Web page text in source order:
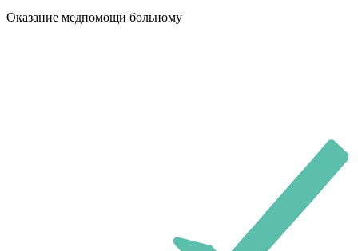
Оказание медпомощи больному